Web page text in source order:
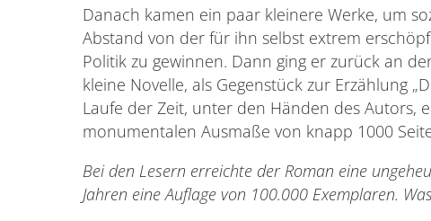
Danach kamen ein paar kleinere Werke, um
Abstand von der für ihn selbst extrem
Politik zu gewinnen. Dann ging er zurück an
kleine Novelle, als Gegenstück zur Erzählung
Laufe der Zeit, unter den Händen des Autors,
monumentalen Ausmaße von knapp 1000
Bei den Lesern erreichte der Roman eine
Jahren eine Auflage von 100.000 Exemplaren.